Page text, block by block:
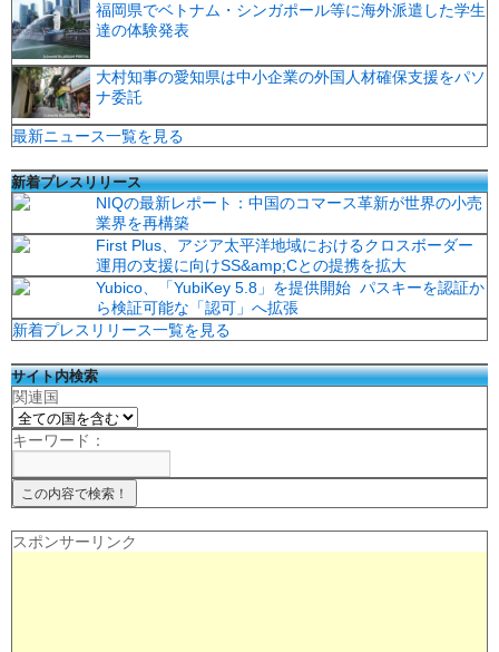
福岡県でベトナム・シンガポール等に海外派遣した学生
達の体験発表
大村知事の愛知県は中小企業の外国人材確保支援をパソ
ナ委託
最新ニュース一覧を見る
新着プレスリリース
NIQの最新レポート：中国のコマース革新が世界の小売
業界を再構築
First Plus、アジア太平洋地域におけるクロスボーダー
運用の支援に向けSS&amp;Cとの提携を拡大
Yubico、「YubiKey 5.8」を提供開始 パスキーを認証か
ら検証可能な「認可」へ拡張
新着プレスリリース一覧を見る
サイト内検索
関連国
キーワード：
スポンサーリンク